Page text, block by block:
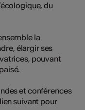
du
la
élargir ses
pouvant
et conférences
suivant pour